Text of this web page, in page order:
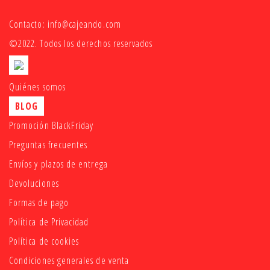
Contacto: info@cajeando.com
©2022. Todos los derechos reservados
Quiénes somos
BLOG
Promoción BlackFriday
Preguntas frecuentes
Envíos y plazos de entrega
Devoluciones
Formas de pago
Política de Privacidad
Política de cookies
Condiciones generales de venta